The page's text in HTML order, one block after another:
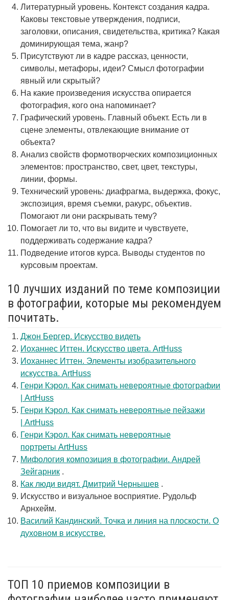
Литературный уровень. Контекст создания кадра.
Каковы текстовые утверждения, подписи,
заголовки, описания, свидетельства, критика? Какая
доминирующая тема, жанр?
Присутствуют ли в кадре рассказ, ценности,
символы, метафоры, идеи? Смысл фотографии
явный или скрытый?
На какие произведения искусства опирается
фотография, кого она напоминает?
Графический уровень. Главный объект. Есть ли в
сцене элементы, отвлекающие внимание от
объекта?
Анализ свойств формотворческих композиционных
элементов: пространство, свет, цвет, текстуры,
линии, формы.
Технический уровень: диафрагма, выдержка, фокус,
экспозиция, время съемки, ракурс, объектив.
Помогают ли они раскрывать тему?
Помогает ли то, что вы видите и чувствуете,
поддерживать содержание кадра?
Подведение итогов курса. Выводы студентов по
курсовым проектам.
10 лучших изданий по теме композиции
в фотографии, которые мы рекомендуем
почитать.
Джон Бергер. Искусство видеть
Иоханнес Иттен. Искусство цвета. ArtHuss
Иоханнес Иттен. Элементы изобразительного
искусства. ArtHuss
Генри Кэрол. Как снимать невероятные фотографии
| ArtHuss
Генри Кэрол. Как снимать невероятные пейзажи
| ArtHuss
Генри Кэрол. Как снимать невероятные
портреты ArtHuss
Мифология композиция в фотографии. Андрей
Зейгарник .
Как люди видят. Дмитрий Чернышев .
Искусство и визуальное восприятие. Рудольф
Арнхейм.
Василий Кандинский. Точка и линия на плоскости. О
духовном в искусстве.
ТОП 10 приемов композиции в